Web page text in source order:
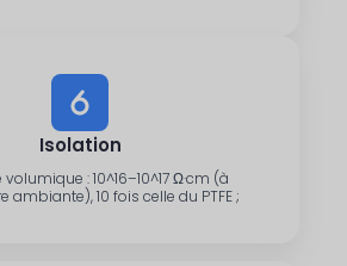
Isolation
: 10^16–10^17 Ω·cm (à
ambiante), 10 fois celle du PTFE ;